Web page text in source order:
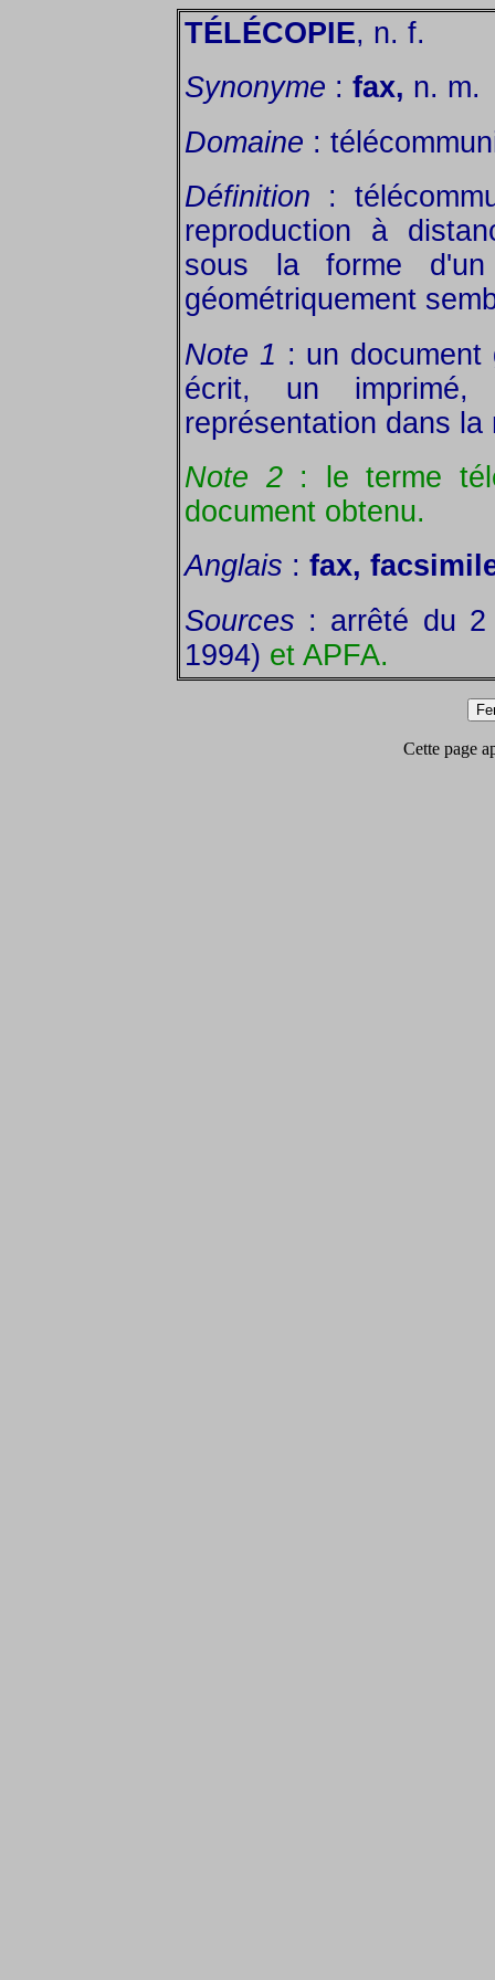
TÉLÉCOPIE, n. f.
Synonyme : fax, n. m.
Domaine :
Définition :
reproduction à
sous la forme d'un
géométriquement
Note 1 : un document
écrit, un
représentation dans
Note 2 : le terme
document obtenu.
Anglais : fax,
Sources : arrêté du
1994) et APFA.
Cette page